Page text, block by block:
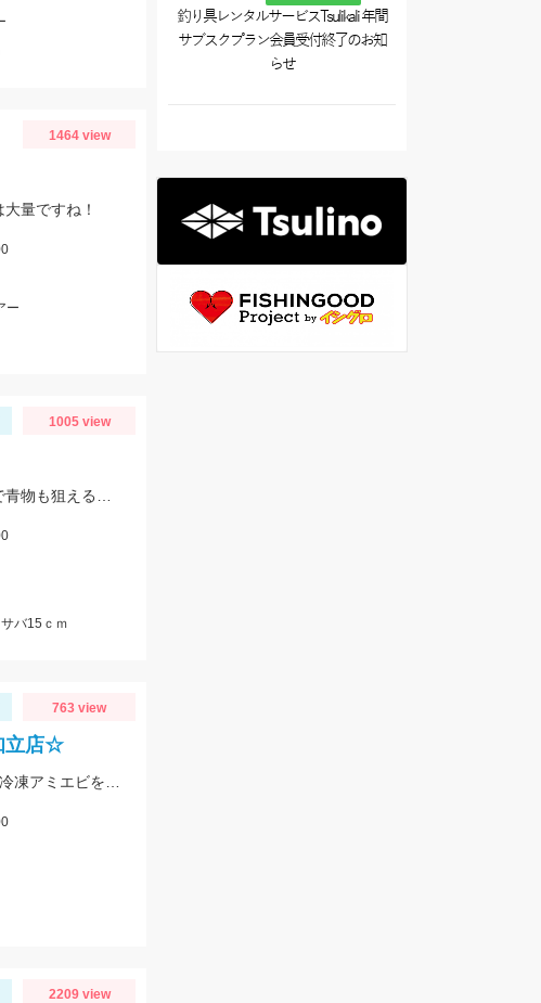
1464 view
量ですね！
ー
1005 view
バ15ｃｍ
763 view
立店☆
2209 view
釣り具レンタルサービスTsulikali 年間
サブスクプラン会員受付終了のお知
らせ